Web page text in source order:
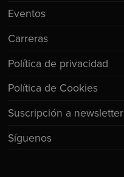
Eventos
Carreras
Política de privacidad
Política de Cookies
Suscripción a newsletter
Síguenos